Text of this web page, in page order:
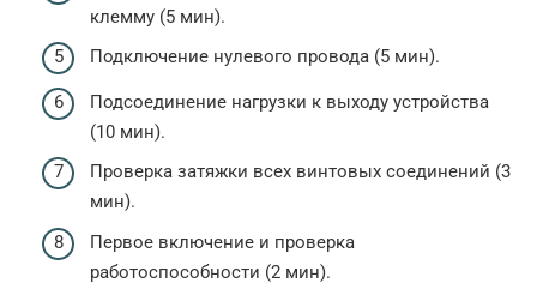
клемму (5 мин).
Подключение нулевого провода (5 мин).
Подсоединение нагрузки к выходу устройства
(10 мин).
Проверка затяжки всех винтовых соединений (3
мин).
Первое включение и проверка
работоспособности (2 мин).